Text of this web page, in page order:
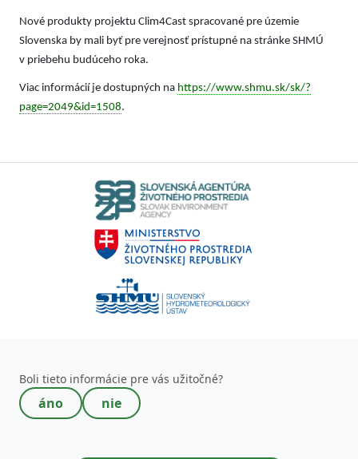
Nové produkty projektu Clim4Cast spracované pre územie
Slovenska by mali byť pre verejnosť prístupné na stránke SHMÚ
v priebehu budúceho roka.
Viac informácií je dostupných na https://www.shmu.sk/sk/?
page=2049&id=1508.
Boli tieto informácie pre vás užitočné?
áno nie
Toto pole nevypĺňajte!